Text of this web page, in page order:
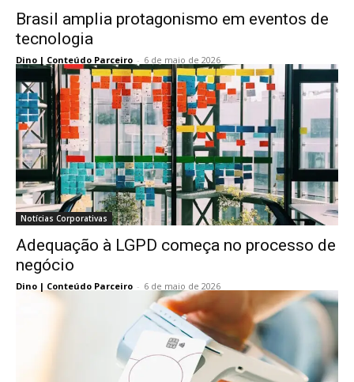
Brasil amplia protagonismo em eventos de
tecnologia
Dino | Conteúdo Parceiro - 6 de maio de 2026
Notícias Corporativas
Adequação à LGPD começa no processo de
negócio
Dino | Conteúdo Parceiro - 6 de maio de 2026